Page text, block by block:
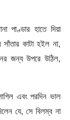
পাণ্ডার হাতে দিয়া
সাঁতার কাটা হইল না,
জন্য উপরে উঠিল,
এবং পরদিন ভাল
যে, সে বিলম্ব না